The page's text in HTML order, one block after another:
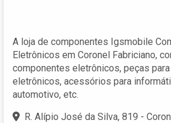
A loja de componentes Igsmobile
Eletrônicos em Coronel Fabriciano,
componentes eletrônicos, peças
eletrônicos, acessórios para
automotivo, etc.
R. Alípio José da Silva, 819 -